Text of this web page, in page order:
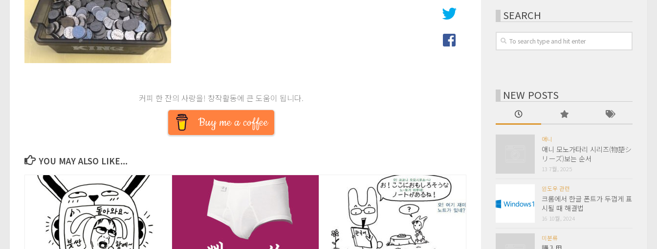
커피 한 잔의 사랑을! 창작활동에 큰 도움이 됩니다.
Buy me a coffee
YOU MAY ALSO LIKE...
SEARCH
NEW POSTS
애니
애니 모노가타리 시리즈(物語シ
リーズ)보는 순서
13 7월, 2025
윈도우 관련
크롬에서 한글 폰트가 두껍게 표
시될 때 해결법
16 10월, 2024
미분류